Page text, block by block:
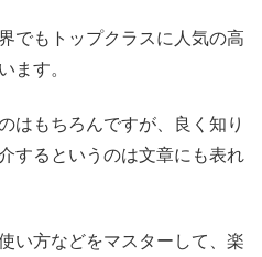
でもトップクラスに人気の高
ます。
はもちろんですが、良く知り
するというのは文章にも表れ
い方などをマスターして、楽